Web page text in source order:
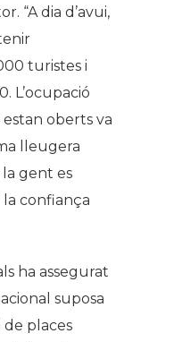
“A dia d’avui,
turistes i
L’ocupació
oberts va
lleugera
gent es
confiança
ha assegurat
suposa
de places